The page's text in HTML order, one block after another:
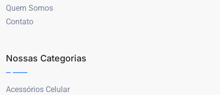
Quem Somos
Contato
Nossas Categorias
Acessórios Celular